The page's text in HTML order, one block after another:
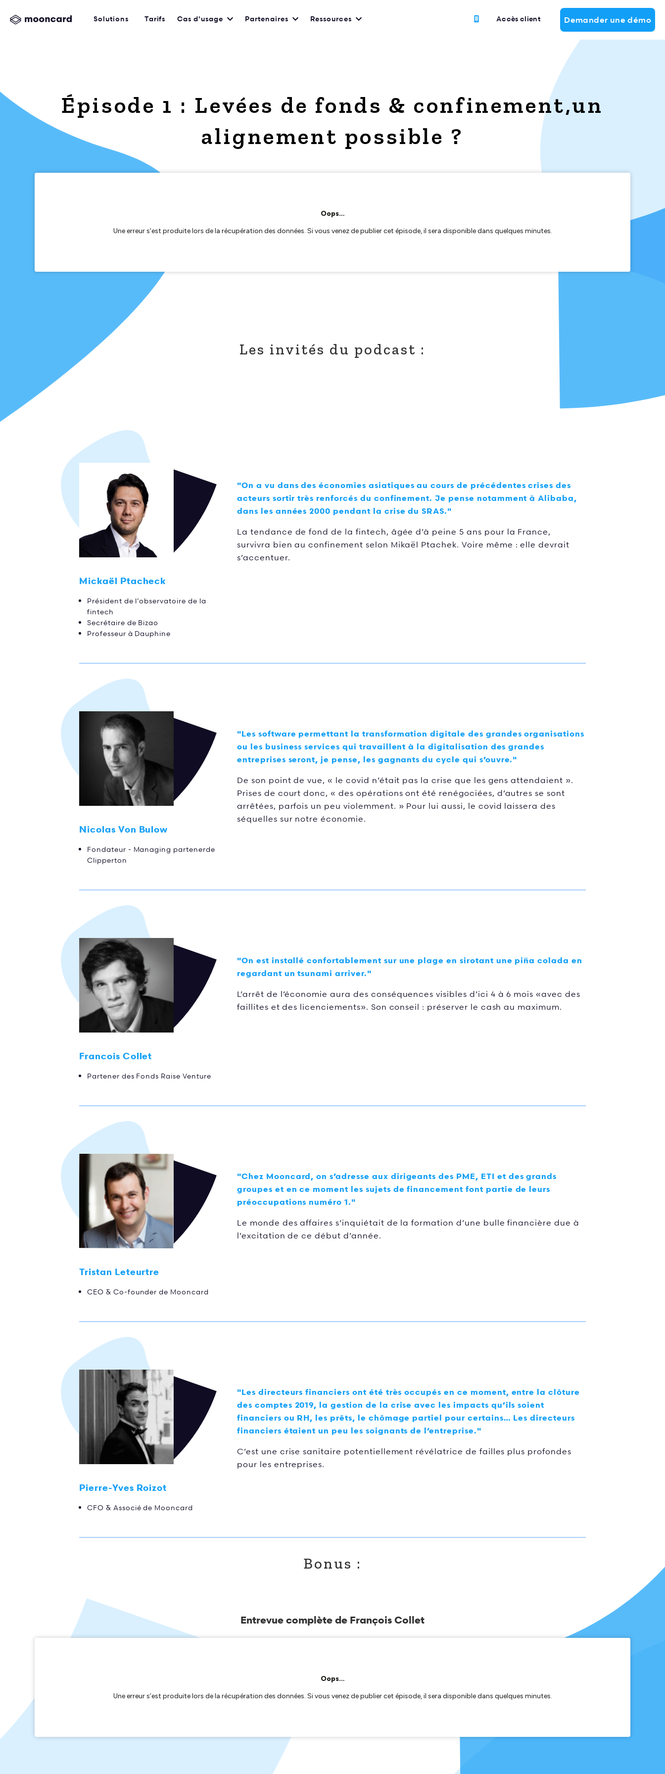
Solutions Tarifs Cas d'usage Partenaires Ressources Accès client Demander une démo
Épisode 1 : Levées de fonds & confinement,un
alignement possible ?
Les invités du podcast :
Mickaël Ptacheck
Président de l’observatoire de la
fintech
Secrétaire de Bizao
Professeur à Dauphine
"On a vu dans des économies asiatiques au cours de précédentes crises des
acteurs sortir très renforcés du confinement. Je pense notamment à Alibaba,
dans les années 2000 pendant la crise du SRAS."
La tendance de fond de la fintech, âgée d’à peine 5 ans pour la France,
survivra bien au confinement selon Mikaël Ptachek. Voire même : elle devrait
s’accentuer.
Nicolas Von Bulow
Fondateur - Managing partenerde
Clipperton
"Les software permettant la transformation digitale des grandes organisations
ou les business services qui travaillent à la digitalisation des grandes
entreprises seront, je pense, les gagnants du cycle qui s’ouvre."
De son point de vue, « le covid n’était pas la crise que les gens attendaient ».
Prises de court donc, « des opérations ont été renégociées, d’autres se sont
arrêtées, parfois un peu violemment. » Pour lui aussi, le covid laissera des
séquelles sur notre économie.
Francois Collet
Partener des Fonds Raise Venture
"On est installé confortablement sur une plage en sirotant une piña colada en
regardant un tsunami arriver."
L’arrêt de l’économie aura des conséquences visibles d’ici 4 à 6 mois «avec des
faillites et des licenciements». Son conseil : préserver le cash au maximum.
Tristan Leteurtre
CEO & Co-founder de Mooncard
"Chez Mooncard, on s’adresse aux dirigeants des PME, ETI et des grands
groupes et en ce moment les sujets de financement font partie de leurs
préoccupations numéro 1."
Le monde des affaires s’inquiétait de la formation d’une bulle financière due à
l’excitation de ce début d’année.
Pierre-Yves Roizot
CFO & Associé de Mooncard
"Les directeurs financiers ont été très occupés en ce moment, entre la clôture
des comptes 2019, la gestion de la crise avec les impacts qu’ils soient
financiers ou RH, les prêts, le chômage partiel pour certains… Les directeurs
financiers étaient un peu les soignants de l’entreprise."
C’est une crise sanitaire potentiellement révélatrice de failles plus profondes
pour les entreprises.
Bonus :
Entrevue complète de François Collet